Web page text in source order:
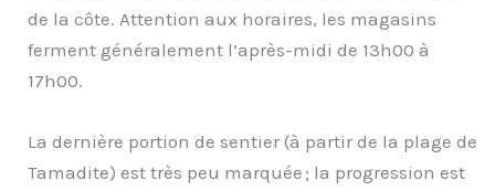
de la côte. Attention aux horaires, les magasins
ferment généralement l’après-midi de 13h00 à
17h00.
La dernière portion de sentier (à partir de la plage de
Tamadite) est très peu marquée ; la progression est